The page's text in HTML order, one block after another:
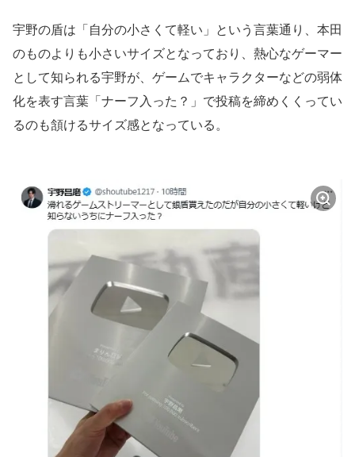
宇野の盾は「自分の小さくて軽い」という言葉通り、本田
のものよりも小さいサイズとなっており、熱心なゲーマー
として知られる宇野が、ゲームでキャラクターなどの弱体
化を表す言葉「ナーフ入った？」で投稿を締めくくってい
るのも頷けるサイズ感となっている。